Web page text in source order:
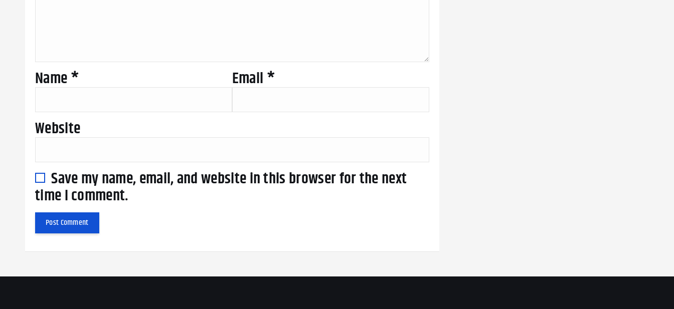
Name* Email*
Website
Save my name, email, and website in this browser for the next
time I comment.